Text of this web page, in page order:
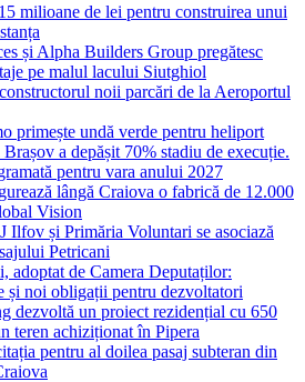
milioane de lei pentru construirea unui
și Alpha Builders Group pregătesc
pe malul lacului Siutghiol
noii parcări de la Aeroportul
primește undă verde pentru heliport
a depășit 70% stadiu de execuție.
pentru vara anului 2027
lângă Craiova o fabrică de 12.000
Vision
Ilfov și Primăria Voluntari se asociază
Petricani
adoptat de Camera Deputaților:
și noi obligații pentru dezvoltatori
dezvoltă un proiect rezidențial cu 650
teren achiziționat în Pipera
pentru al doilea pasaj subteran din